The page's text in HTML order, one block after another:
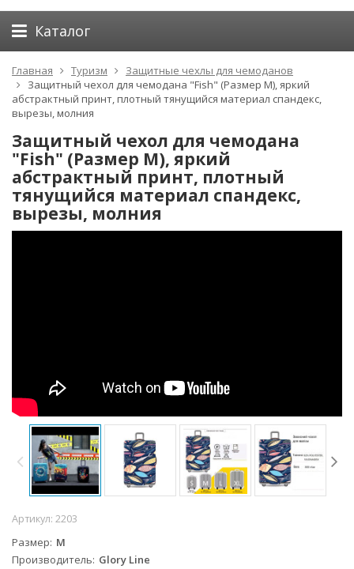
Каталог
Главная Туризм
Защитные чехлы для чемоданов
Защитный чехол для чемодана "Fish" (Размер M), яркий
абстрактный принт, плотный тянущийся материал спандекс,
вырезы, молния
Защитный чехол для чемодана
"Fish" (Размер M), яркий
абстрактный принт, плотный
тянущийся материал спандекс,
вырезы, молния
Артикул: 2203
Размер M
Производитель Glory Line